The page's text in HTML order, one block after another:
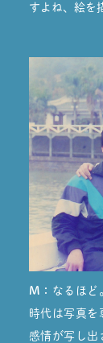
すよね、絵を
M： なるほど
時代は写真
感情が写し出